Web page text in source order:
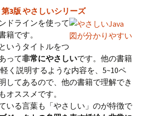
3版 やさしいシリーズ
図が分かりやすい
ドラインを使って
籍です。
いうタイトルをつ
って非常にやさしいです。他の書籍
く説明するような内容を、5~10ペ
してあるので、他の書籍で理解でき
オススメです。
いる言葉も「やさしい」のが特徴で